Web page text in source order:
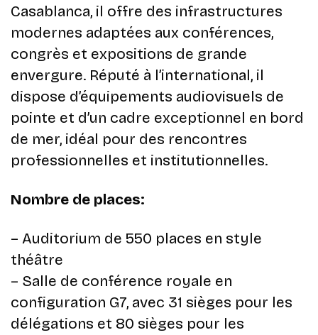
Casablanca, il offre des infrastructures
modernes adaptées aux conférences,
congrès et expositions de grande
envergure. Réputé à l’international, il
dispose d’équipements audiovisuels de
pointe et d’un cadre exceptionnel en bord
de mer, idéal pour des rencontres
professionnelles et institutionnelles.
Nombre de places:
– Auditorium de 550 places en style
théâtre
– Salle de conférence royale en
configuration G7, avec 31 sièges pour les
délégations et 80 sièges pour les